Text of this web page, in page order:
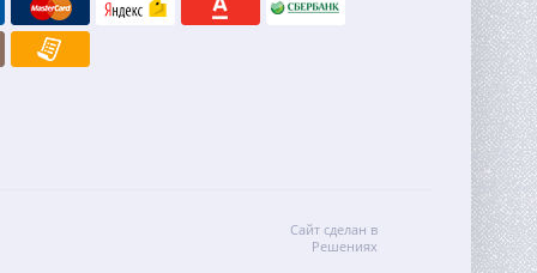
Сайт сделан в
Решениях